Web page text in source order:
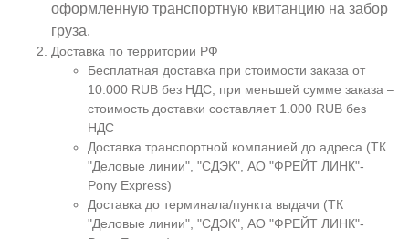
оформленную транспортную квитанцию на забор
груза.
Доставка по территории РФ
Бесплатная доставка при стоимости заказа от
10.000 RUB без НДС, при меньшей сумме заказа –
стоимость доставки составляет 1.000 RUB без
НДС
Доставка транспортной компанией до адреса (ТК
"Деловые линии", "СДЭК", АО "ФРЕЙТ ЛИНК"-
Pony Express)
Доставка до терминала/пункта выдачи (ТК
"Деловые линии", "СДЭК", АО "ФРЕЙТ ЛИНК"-